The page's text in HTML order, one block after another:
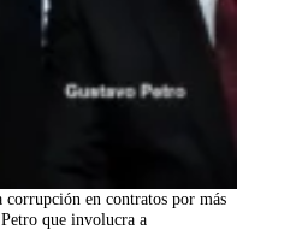
en contratos por más
que involucra a